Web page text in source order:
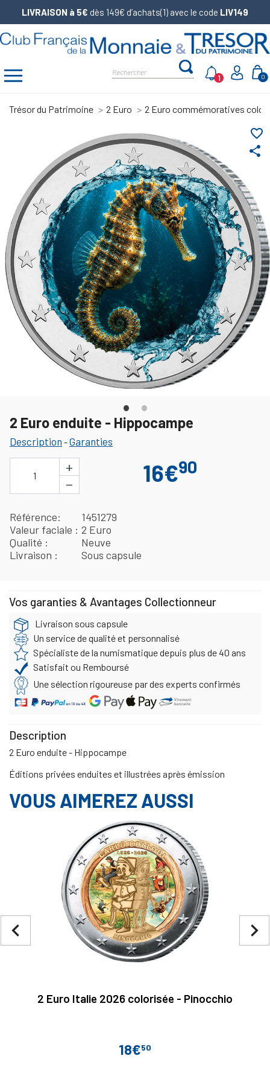
LIVRAISON à 5€ dès 149€ d’achats(1) avec le code LIV149
0
1
Trésor du Patrimoine 2 Euro 2 Euro commémoratives
share
favorite_border
2 Euro enduite - Hippocampe
Description -Garanties
1
+
−
16€90
Référence
1451279
Valeur faciale
2 Euro
Qualité
Neuve
Livraison
Sous capsule
Vos garanties & Avantages Collectionneur
Livraison sous capsule
Un service de qualité et personnalisé
Spécialiste de la numismatique depuis plus de 40 ans
Satisfait ou Remboursé
Une sélection rigoureuse par des experts confirmés
Description
2 Euro enduite - Hippocampe
Éditions privées enduites et illustrées après émission
VOUS AIMEREZ AUSSI
2 Euro Italie 2026 colorisée - Pinocchio
Prix
18€50
navigate_next
navigate_before